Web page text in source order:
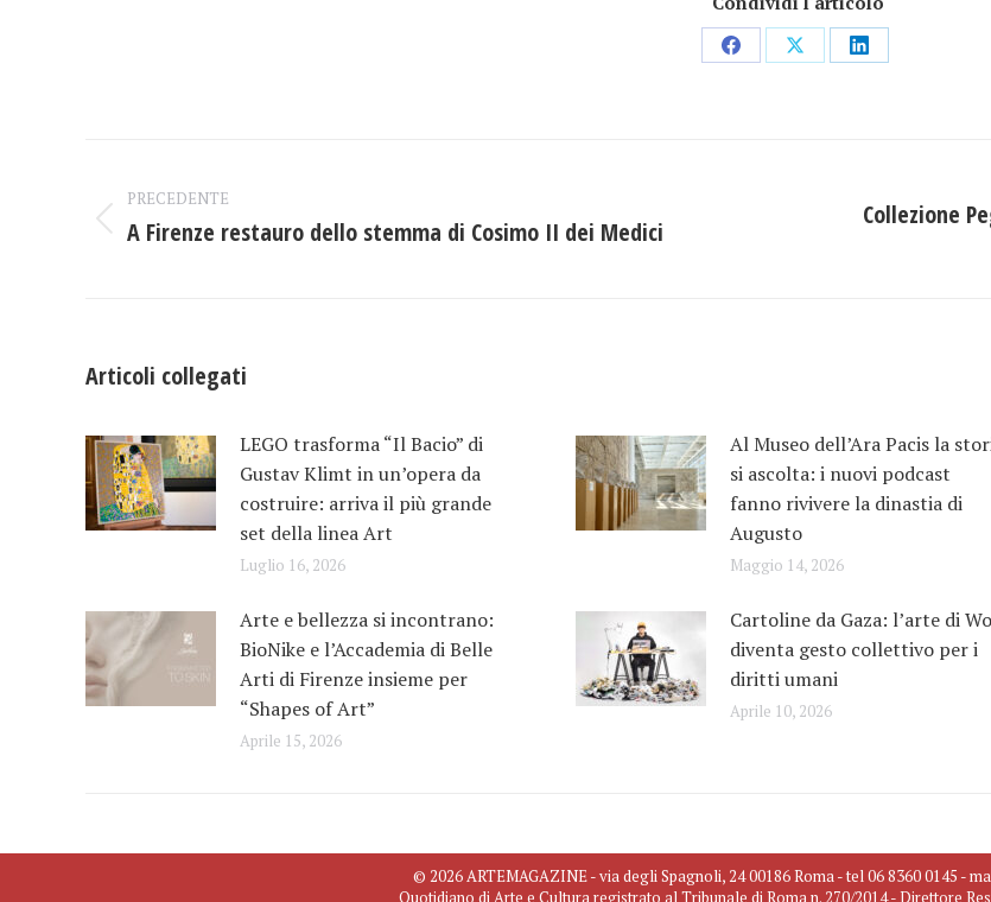
CondividiCondividiCondividi
traPRECEDENTE
Post
A Firenze restauro dello stemma di Cosimo II dei Medici
Prossimo
Collezione
Articoli collegati
LEGO trasforma “Il Bacio” di
Gustav Klimt in un’opera da
costruire: arriva il più grande
set della linea Art
Luglio 16, 2026
Al Museo dell’Ara Pacis la
si ascolta: i nuovi podcast
fanno rivivere la dinastia di
Augusto
Maggio 14, 2026
Arte e bellezza si incontrano:
BioNike e l’Accademia di Belle
Arti di Firenze insieme per
“Shapes of Art”
Aprile 15, 2026
Cartoline da Gaza: l’arte di
diventa gesto collettivo per i
diritti umani
Aprile 10, 2026
© 2026 ARTEMAGAZINE - via degli Spagnoli, 24 00186 Roma - tel 06 8360 0145 -
Quotidiano di Arte e Cultura registrato al Tribunale di Roma n. 270/2014 - Direttore